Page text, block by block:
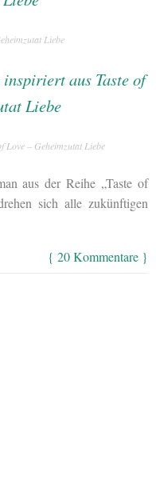
Liebe
Love – Geheimzutat Liebe
aus der Reihe „Taste of
sich alle zukünftigen
{ 20 Kommentare }